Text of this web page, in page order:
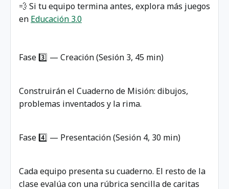
💨 Si tu equipo termina antes, explora más juegos
en Educación 3.0
Fase 3️⃣ — Creación (Sesión 3, 45 min)
Construirán el Cuaderno de Misión: dibujos,
problemas inventados y la rima.
Fase 4️⃣ — Presentación (Sesión 4, 30 min)
Cada equipo presenta su cuaderno. El resto de la
clase evalúa con una rúbrica sencilla de caritas